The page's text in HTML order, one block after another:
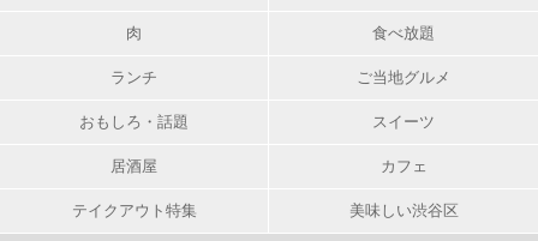
肉 食べ放題
ランチ ご当地グルメ
おもしろ・話題 スイーツ
居酒屋 カフェ
テイクアウト特集 美味しい渋谷区